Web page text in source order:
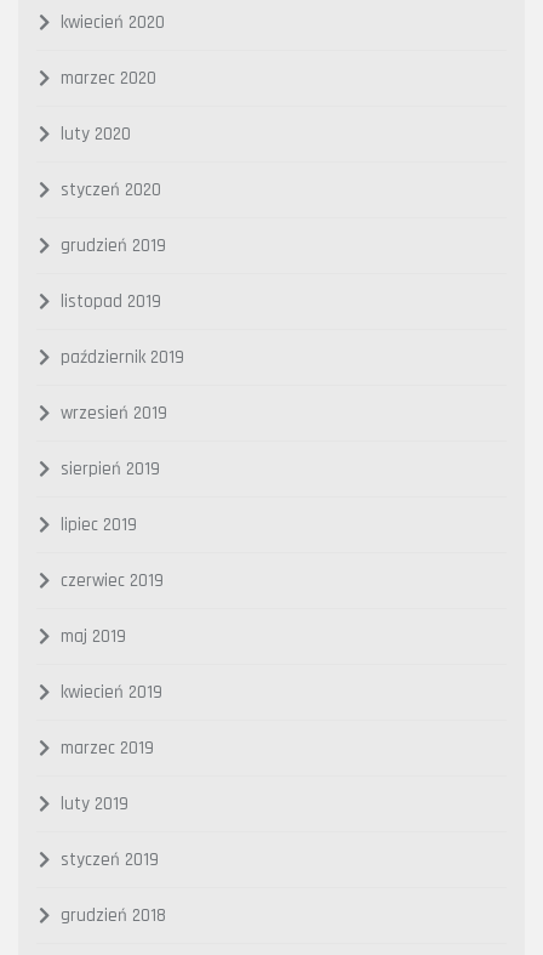
kwiecień 2020
marzec 2020
luty 2020
styczeń 2020
grudzień 2019
listopad 2019
październik 2019
wrzesień 2019
sierpień 2019
lipiec 2019
czerwiec 2019
maj 2019
kwiecień 2019
marzec 2019
luty 2019
styczeń 2019
grudzień 2018